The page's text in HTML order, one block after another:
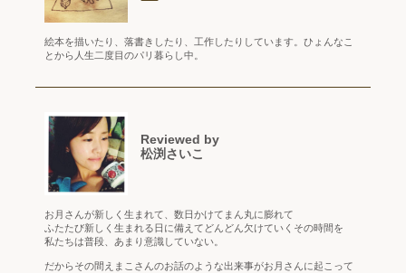
絵本を描いたり、落書きしたり、工作したりしています。ひょんなこ
とから人生二度目のパリ暮らし中。
Reviewed by
松渕さいこ
お月さんが新しく生まれて、数日かけてまん丸に膨れて
ふたたび新しく生まれる日に備えてどんどん欠けていくその時間を
私たちは普段、あまり意識していない。
だからその間えまこさんのお話のような出来事がお月さんに起こって